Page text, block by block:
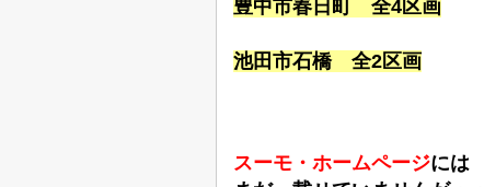
豊中市春日町 全4区画
池田市石橋 全2区画
スーモ・ホームページには